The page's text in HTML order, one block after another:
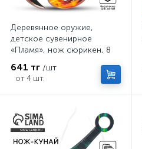
Деревянное оружие,
детское сувенирное
«Пламя», нож сюрикен, 8
641 тг /шт
от 4 шт.